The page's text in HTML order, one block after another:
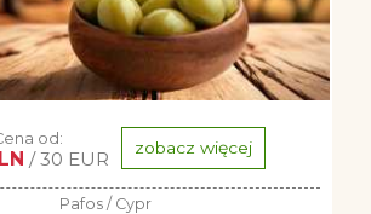
od:
/ 30 EUR zobacz więcej
Pafos / Cypr